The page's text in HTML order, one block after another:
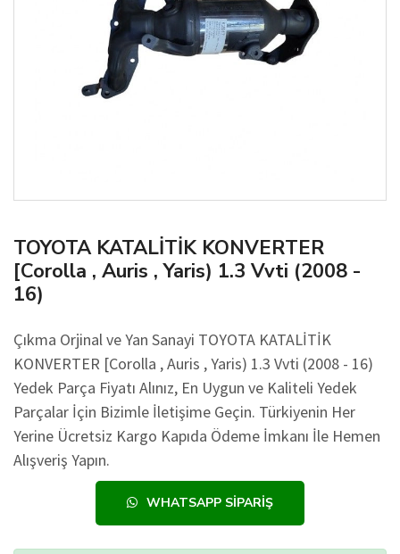
TOYOTA KATALİTİK KONVERTER
[Corolla , Auris , Yaris) 1.3 Vvti (2008 -
16)
Çıkma Orjinal ve Yan Sanayi TOYOTA KATALİTİK
KONVERTER [Corolla , Auris , Yaris) 1.3 Vvti (2008 - 16)
Yedek Parça Fiyatı Alınız, En Uygun ve Kaliteli Yedek
Parçalar İçin Bizimle İletişime Geçin. Türkiyenin Her
Yerine Ücretsiz Kargo Kapıda Ödeme İmkanı İle Hemen
Alışveriş Yapın.
WHATSAPP SIPARIŞ